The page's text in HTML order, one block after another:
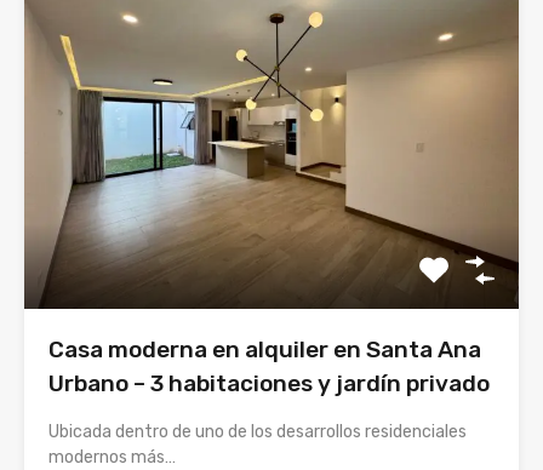
Casa moderna en alquiler en Santa Ana
Urbano – 3 habitaciones y jardín privado
Ubicada dentro de uno de los desarrollos residenciales
modernos más…